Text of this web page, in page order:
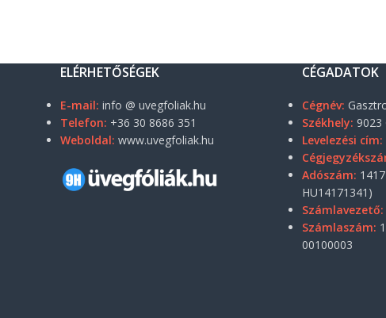
ELÉRHETŐSÉGEK
E-mail: info @ uvegfoliak.hu
Telefon: +36 30 8686 351
Weboldal: www.uvegfoliak.hu
CÉGADATOK
Cégnév:
Székhely: 9023
Levelezési cím:
Adószám:
HU14171341)
Számlavezető:
Számlaszám:
00100003